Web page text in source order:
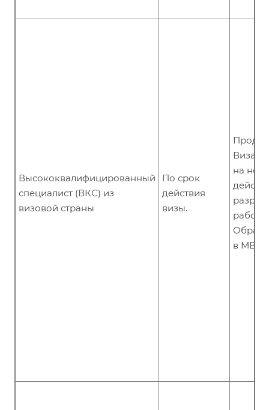
Высококвалифицированный
специалист (ВКС) из
визовой страны
По срок
действия
визы.
Виза
на
в МВД.